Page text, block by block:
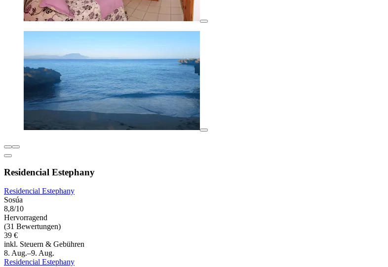
Residencial Estephany
Residencial Estephany
Sosúa
8,8/10
Hervorragend
(31 Bewertungen)
39 €
inkl. Steuern & Gebühren
8. Aug.–9. Aug.
Residencial Estephany